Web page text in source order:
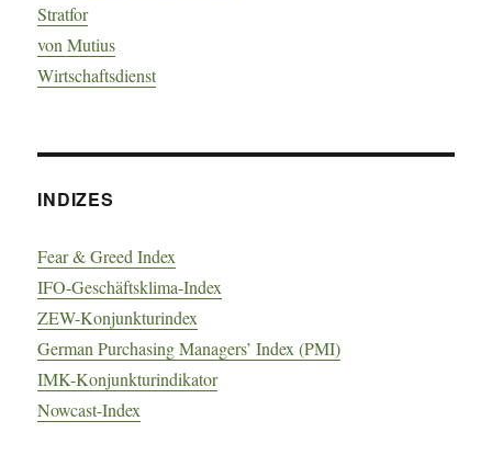
Stratfor
von Mutius
Wirtschaftsdienst
INDIZES
Fear & Greed Index
IFO-Geschäftsklima-Index
ZEW-Konjunkturindex
German Purchasing Managers’ Index (PMI)
IMK-Konjunkturindikator
Nowcast-Index